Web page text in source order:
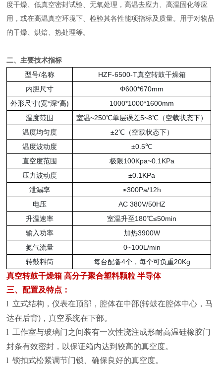
度干燥、低真空密封试验、无氧处理，高温去应力、高温固化等应
用，或在高温真空环境下、检验其各性能项指标及质量。用于对物品
的干燥、烘焙、热处理等。
二、主要技术指标
型号/名称
HZF-6500-T真空转鼓干燥箱
内胆尺寸
Φ600*670mm
外形尺寸(宽*深*高)
1000*1000*1600mm
温度范围
室温~250℃单层误差5~8℃（空载状态下）
温度均匀度
±2℃（空载状态下）
温度波动度
±0.5℃
直空度范围
极限100Kpa~0.1KPa
压力波动度
±0.1KPa
泄漏率
≤300Pa/12h
电压
AC 380V/50HZ
升温速率
室温升至180℃≤50min
输入功率
加热3900W
氮气流量
0~100L/min
转鼓料筒
每台配备4个，每个可负重20Kg
真空转鼓干燥箱 高分子聚合塑料颗粒 半导体
三、配置及特点：
l 立式结构，仪表在顶部，腔体在中部(转鼓在腔体中心，马
达在后背) ，真空系统在下部。
l 工作室与玻璃门之间装有一次性浇注成形耐高温硅橡胶门
封条有效密封，以保证箱内达到较高的真空度。
l 锁扣式松紧调节门锁、确保良好的真空度。